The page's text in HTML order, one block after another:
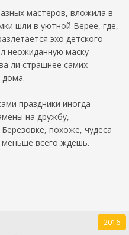
мастеров, вложила в
шли в уютной Верее, где,
эхо детского
неожиданную маску —
ли страшнее самих
дома.
праздники иногда
на дружбу,
похоже, чудеса
меньше всего ждешь.
2016